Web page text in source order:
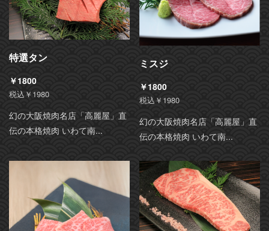
特選タン
￥1800
税込￥1980
幻の大阪焼肉名店「高麗屋」直
伝の本格焼肉 いわて南...
ミスジ
￥1800
税込￥1980
幻の大阪焼肉名店「高麗屋」直
伝の本格焼肉 いわて南...